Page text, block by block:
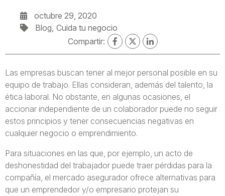
octubre 29, 2020
Blog Cuida tu negocio
Compartir:
Las empresas buscan tener al mejor personal posible en su
equipo de trabajo. Ellas consideran, además del talento, la
ética laboral. No obstante, en algunas ocasiones, el
accionar independiente de un colaborador puede no seguir
estos principios y tener consecuencias negativas en
cualquier negocio o emprendimiento.
Para situaciones en las que, por ejemplo, un acto de
deshonestidad del trabajador puede traer pérdidas para la
compañía, el mercado asegurador ofrece alternativas para
que un emprendedor y/o empresario protejan su